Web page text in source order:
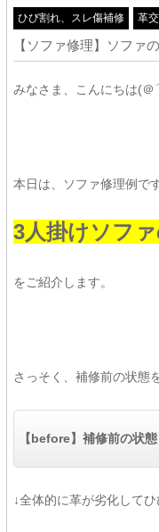
ひび割れ、スレ傷補修 革
【ソファ修理】ソファ
みなさま、こんにちは(
本日は、ソファ修理例です
3人掛けソフ
をご紹介します。
さっそく、補修前の状態
【before】補修前の状態
↓全体的に革が劣化して